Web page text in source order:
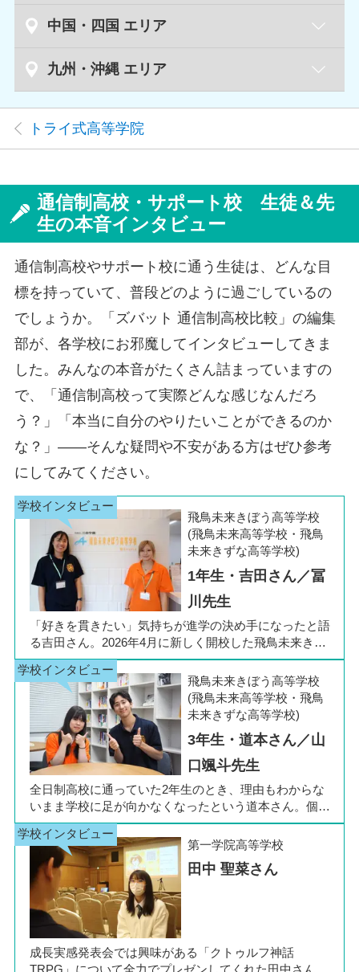
盛岡キャンパス
山形県 山形キャンパス
福島県
郡山キャンパス
足利キャンパス
群馬県 高崎キャンパス
埼玉県
大宮キャンパス
川越キャンパス
西船橋キャンパス
柏キャンパス
東京都
飯田橋キャンパス
新宿キャンパス
豊洲キャンパス
神奈川県
横浜キャンパス
戸塚キャンパス
福井県 福井キャンパス
山梨県 甲府キャンパス
長野県
長野キャンパス
松本キャンパス
岐阜県 岐阜キャンパス
静岡県
静岡キャンパス
浜松キャンパス
三島キャンパス
愛知県
千種キャンパス
名駅キャンパス
金山キャンパス
三重県
四日市キャンパス
津駅前キャンパス
滋賀県 草津キャンパス
京都府
京都駅前キャンパス
丸太町キャンパス
丹波橋キャンパス
梅田キャンパス
京橋キャンパス
兵庫県
三宮キャンパス
姫路キャンパス
西宮北口キャンパス
奈良県
西大寺キャンパス
生駒キャンパス
和歌山県 和歌山キャンパス
中国・四国 エリア
鳥取県 鳥取キャンパス
岡山キャンパス
広島県
横川キャンパス
緑井キャンパス
広島キャンパス
山口県 新山口キャンパス
徳島県 徳島キャンパス
香川県 高松キャンパス
愛媛県 松山キャンパス
高知県 高知キャンパス
九州・沖縄 エリア
福岡県
福岡天神キャンパス
小倉キャンパス
佐賀県 佐賀キャンパス
長崎県
佐世保キャンパス
熊本県 熊本駅前キャンパス
大分県 大分キャンパス
宮崎県 宮崎キャンパス
鹿児島県 鹿児島中央キャンパス
沖縄県
小禄キャンパス
那覇新都心キャンパス
トライ式高等学院
通信制高校・サポート校 生徒＆先
生の本音インタビュー
通信制高校やサポート校に通う生徒は、どんな目
標を持っていて、普段どのように過ごしているの
でしょうか。「ズバット 通信制高校比較」の編集
部が、各学校にお邪魔してインタビューしてきま
した。みんなの本音がたくさん詰まっていますの
で、「通信制高校って実際どんな感じなんだろ
う？」「本当に自分のやりたいことができるのか
な？」――そんな疑問や不安がある方はぜひ参考
にしてみてください。
飛鳥未来きぼう高等学校
(飛鳥未来高等学校・飛鳥
未来きずな高等学校)
1年生・吉田さん／冨
川先生
「好きを貫きたい」気持ちが進学の決め手になったと語
る吉田さん。2026年4月に新しく開校した飛鳥未来きぼ
う高等学校 柏キャンパスの1年生です。彼女は中学3年
生の公立入試直前に「自分らしく過ごしながら夢に近づ
ける環境を選びたい」と思い、進路変更を決意しまし
た。今回は吉田さん、同キャンパスの冨川先生に、通信
制高校の学校生活の様子や雰囲気、行事について語って
いただきました。お互いの話からは、日々の何気ない会
話や行事を通じて育まれた、先生と生徒の温かな信頼関
係もうかがえました。
飛鳥未来きぼう高等学校
(飛鳥未来高等学校・飛鳥
未来きずな高等学校)
3年生・道本さん／山
口颯斗先生
全日制高校に通っていた2年生のとき、理由もわからな
いまま学校に足が向かなくなったという道本さん。個別
相談会で感じた先生の「温かさ」を決め手に、飛鳥未来
きぼう高等学校の町田キャンパスへの転入を選びまし
た。現在は同校に3年生として在籍しながら、オープン
キャンパスでは未来の後輩たちのサポート役「キャス
ト」として活躍しています。同校の山口颯斗先生ととも
に、通信制ならではの人との関わりや、自分らしく過ご
せる学校生活について語ってくれました。
第一学院高等学校
田中 聖菜さん
成長実感発表会では興味がある「クトゥルフ神話
TRPG」について全力でプレゼンしてくれた田中さん